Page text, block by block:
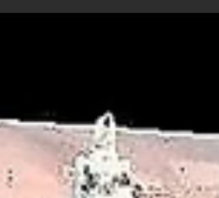
avances tecnológicos de escaneo láser 3D
el BIM, la industria de la arquitectura, ing